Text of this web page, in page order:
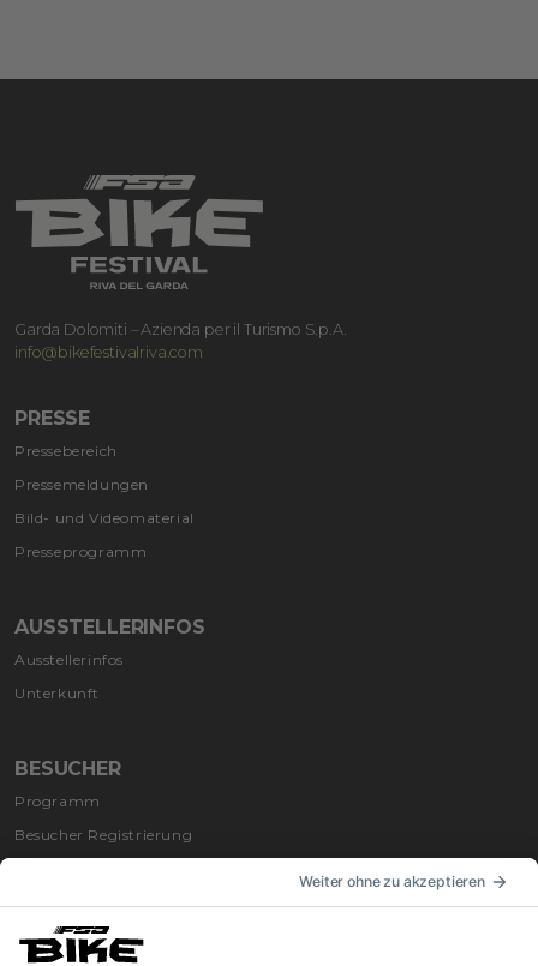
Garda Dolomiti – Azienda per il Turismo S.p.A.
info@bikefestivalriva.com
PRESSE
Pressebereich
Pressemeldungen
Bild- und Videomaterial
Presseprogramm
AUSSTELLERINFOS
Ausstellerinfos
Unterkunft
BESUCHER
Programm
Besucher Registrierung
Unterkunft